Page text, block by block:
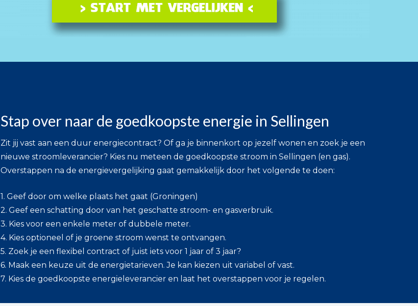
Stap over naar de goedkoopste energie in Sellingen
Zit jij vast aan een duur energiecontract? Of ga je binnenkort op jezelf wonen en zoek je een
nieuwe stroomleverancier? Kies nu meteen de goedkoopste stroom in Sellingen (en gas).
Overstappen na de energievergelijking gaat gemakkelijk door het volgende te doen:
1. Geef door om welke plaats het gaat (Groningen)
2. Geef een schatting door van het geschatte stroom- en gasverbruik.
3. Kies voor een enkele meter of dubbele meter.
4. Kies optioneel of je groene stroom wenst te ontvangen.
5. Zoek je een flexibel contract of juist iets voor 1 jaar of 3 jaar?
6. Maak een keuze uit de energietarieven. Je kan kiezen uit variabel of vast.
7. Kies de goedkoopste energieleverancier en laat het overstappen voor je regelen.